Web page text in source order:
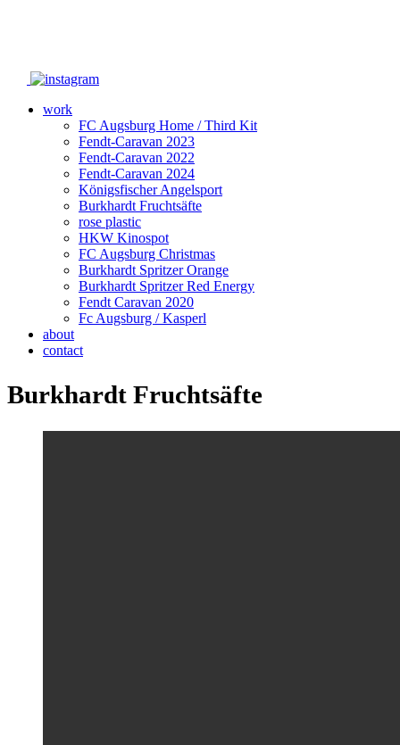
work
FC Augsburg Home / Third Kit
Fendt-Caravan 2023
Fendt-Caravan 2022
Fendt-Caravan 2024
Königsfischer Angelsport
Burkhardt Fruchtsäfte
rose plastic
HKW Kinospot
FC Augsburg Christmas
Burkhardt Spritzer Orange
Burkhardt Spritzer Red Energy
Fendt Caravan 2020
Fc Augsburg / Kasperl
about
contact
Burkhardt Fruchtsäfte